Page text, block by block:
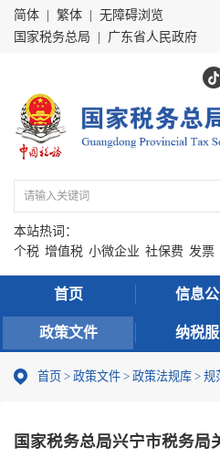
简体 繁体
无障碍浏览
国家税务总局
广东省人民政府
本站热词：
个税 增值税 小微企业 社保费 发票
首页 信息
政策文件 纳税
首页 > 政策文件 > 政策法规库 > 规
国家税务总局兴宁市税务局